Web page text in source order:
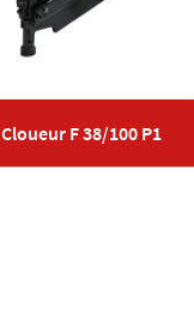
Cloueur F 38/100 P1